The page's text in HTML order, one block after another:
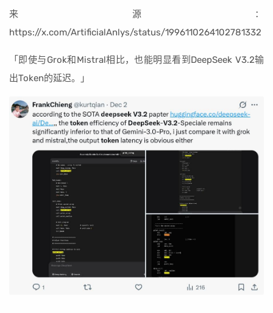
来源：
https://x.com/ArtificialAnlys/status/1996110264102781332
「即使与Grok和Mistral相比，也能明显看到DeepSeek V3.2输
出Token的延迟。」